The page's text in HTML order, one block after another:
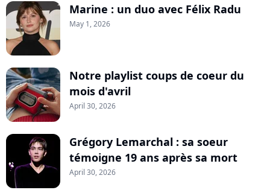
Marine : un duo avec Félix Radu
May 1, 2026
Notre playlist coups de coeur du
mois d'avril
April 30, 2026
Grégory Lemarchal : sa soeur
témoigne 19 ans après sa mort
April 30, 2026